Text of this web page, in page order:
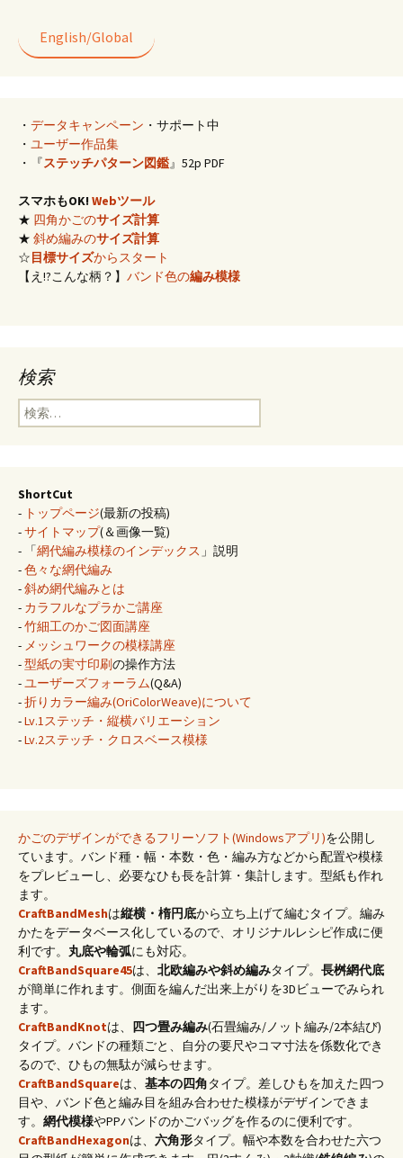
k
English/Global
・ データキャンペーン ・サポート中
・ ユーザー作品集
・『ステッチパターン図鑑』52p PDF
スマホもOK! Webツール
★ 四角かごのサイズ計算
★ 斜め編みのサイズ計算
☆目標サイズからスタート
【え!?こんな柄？】 バンド色の編み模様
検索
検
索:
ShortCut
- トップページ(最新の投稿)
-サイトマップ(＆画像一覧)
- 「網代編み模様のインデックス 」説明
-色々な網代編み
-斜め網代編みとは
- カラフルなプラかご講座
-竹細工のかご図面講座
- メッシュワークの模様講座
-型紙の実寸印刷の操作方法
- ユーザーズフォーラム(Q&A)
-折りカラー編み(OriColorWeave)について
-Lv.1ステッチ・縦横バリエーション
-Lv.2ステッチ・クロスベース模様
かごのデザインができるフリーソフト(Windowsアプリ)を公開し
ています。バンド種・幅・本数・色・編み方などから配置や模様
をプレビューし、必要なひも長を計算・集計します。型紙も作れ
ます。
CraftBandMeshは縦横・楕円底から立ち上げて編むタイプ。編み
かたをデータベース化しているので、オリジナルレシピ作成に便
利です。 丸底や輪弧にも対応。
CraftBandSquare45は、 北欧編みや斜め編みタイプ。 長桝網代底
が簡単に作れます。側面を編んだ出来上がりを3Dビューでみられ
ます。
CraftBandKnotは、 四つ畳み編み(石畳編み/ノット編み/2本結び)
タイプ。バンドの種類ごと、自分の要尺やコマ寸法を係数化でき
るので、ひもの無駄が減らせます。
CraftBandSquareは、 基本の四角タイプ。差しひもを加えた四つ
目や、バンド色と編み目を組み合わせた模様がデザインできま
す。 網代模様やPPバンドのかごバッグを作るのに便利です。
CraftBandHexagonは、 六角形タイプ。幅や本数を合わせた六つ